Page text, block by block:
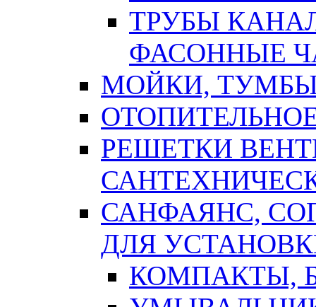
ТРУБЫ
ФАСОННЫЕ
МОЙКИ,
РЕШЕТКИ
САНФАЯНС,
ДЛЯ
КОМПАКТЫ,